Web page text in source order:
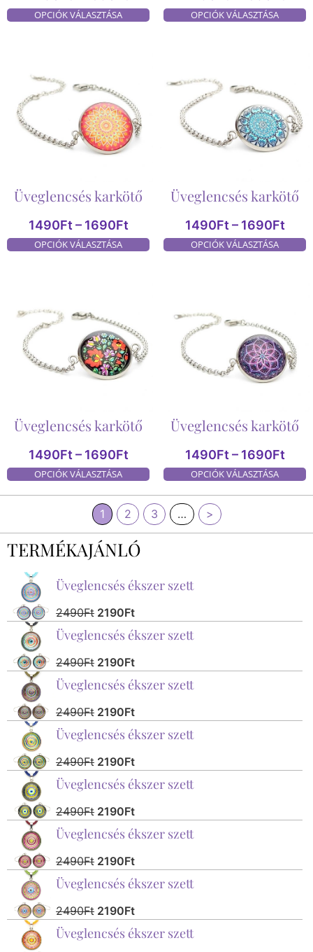
TERMÉKAJÁNLÓ
Üveglencsés ékszer szett
2490Ft 2190Ft
Üveglencsés ékszer szett
2490Ft 2190Ft
Üveglencsés ékszer szett
2490Ft 2190Ft
Üveglencsés ékszer szett
2490Ft 2190Ft
Üveglencsés ékszer szett
2490Ft 2190Ft
Üveglencsés ékszer szett
2490Ft 2190Ft
Üveglencsés ékszer szett
2490Ft 2190Ft
Üveglencsés ékszer szett
OPCIÓK VÁLASZTÁSA OPCIÓK VÁLASZTÁSA
Üveglencsés karkötő
1490Ft – 1690Ft
OPCIÓK VÁLASZTÁSA
Üveglencsés karkötő
1490Ft – 1690Ft
OPCIÓK VÁLASZTÁSA
Üveglencsés karkötő
1490Ft – 1690Ft
OPCIÓK VÁLASZTÁSA
Üveglencsés karkötő
1490Ft – 1690Ft
OPCIÓK VÁLASZTÁSA
1 2 3 … >